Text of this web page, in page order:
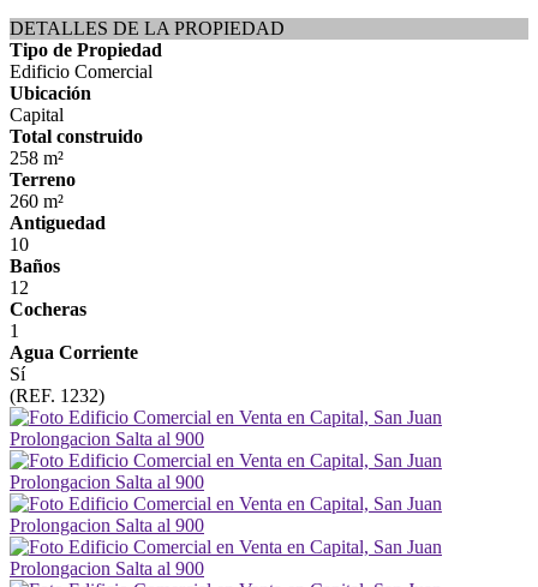
DETALLES DE LA PROPIEDAD
Tipo de Propiedad
Edificio Comercial
Ubicación
Capital
Total construido
258 m²
Terreno
260 m²
Antiguedad
10
Baños
12
Cocheras
1
Agua Corriente
Sí
(REF. 1232)